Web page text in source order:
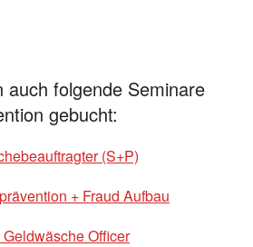
auch folgende Seminare
gebucht:
(S+P)
+ Fraud Aufbau
Officer